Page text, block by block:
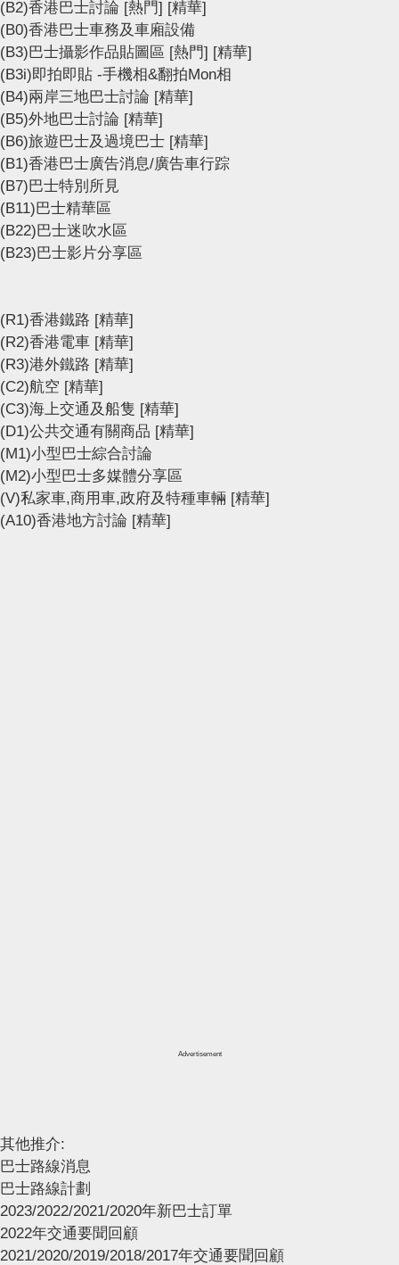
(B2)香港巴士討論 [熱門] [精華]
(B0)香港巴士車務及車廂設備
(B3)巴士攝影作品貼圖區 [熱門] [精華]
(B3i)即拍即貼 -手機相&翻拍Mon相
(B4)兩岸三地巴士討論 [精華]
(B5)外地巴士討論 [精華]
(B6)旅遊巴士及過境巴士 [精華]
(B1)香港巴士廣告消息/廣告車行踪
(B7)巴士特別所見
(B11)巴士精華區
(B22)巴士迷吹水區
(B23)巴士影片分享區
(R1)香港鐵路 [精華]
(R2)香港電車 [精華]
(R3)港外鐵路 [精華]
(C2)航空 [精華]
(C3)海上交通及船隻 [精華]
(D1)公共交通有關商品 [精華]
(M1)小型巴士綜合討論
(M2)小型巴士多媒體分享區
(V)私家車,商用車,政府及特種車輛 [精華]
(A10)香港地方討論 [精華]
Advertisement
其他推介:
巴士路線消息
巴士路線計劃
2023/2022/2021/2020年新巴士訂單
2022年交通要聞回顧
2021/2020/2019/2018/2017年交通要聞回顧